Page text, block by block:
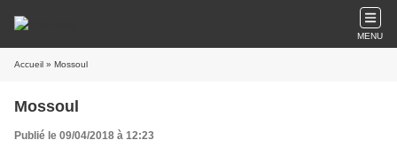
MENU
Accueil » Mossoul
Mossoul
Publié le 09/04/2018 à 12:23